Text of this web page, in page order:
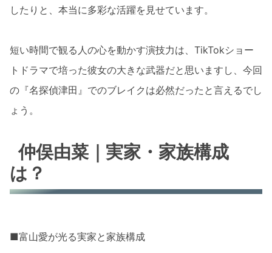
したりと、本当に多彩な活躍を見せています。
短い時間で観る人の心を動かす演技力は、TikTokショー
トドラマで培った彼女の大きな武器だと思いますし、今回
の『名探偵津田』でのブレイクは必然だったと言えるでし
ょう。
仲俣由菜｜実家・家族構成
は？
■富山愛が光る実家と家族構成